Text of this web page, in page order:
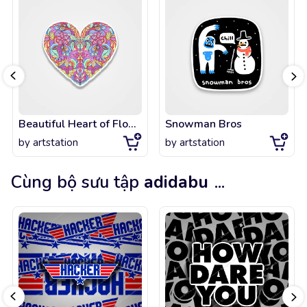
Beautiful Heart of Flowers
by artstation
Snowman Bros
by artstation
Cùng bộ sưu tập adidabu ...